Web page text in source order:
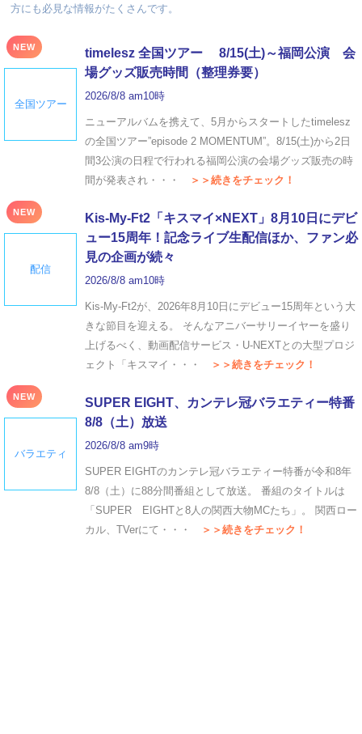
方にも必見な情報がたくさんです。
NEW
全国ツアー
timelesz 全国ツアー 8/15(土)～福岡公演 会
場グッズ販売時間（整理券要）
2026/8/8 am10時
ニューアルバムを携えて、5月からスタートしたtimelesz
の全国ツアー”episode 2 MOMENTUM”。8/15(土)から2日
間3公演の日程で行われる福岡公演の会場グッズ販売の時
間が発表され・・・
＞＞続きをチェック！
NEW
配信
Kis-My-Ft2「キスマイ×NEXT」8月10日にデビ
ュー15周年！記念ライブ生配信ほか、ファン必
見の企画が続々
2026/8/8 am10時
Kis-My-Ft2が、2026年8月10日にデビュー15周年という大
きな節目を迎える。 そんなアニバーサリーイヤーを盛り
上げるべく、動画配信サービス・U-NEXTとの大型プロジ
ェクト「キスマイ・・・
＞＞続きをチェック！
NEW
バラエティ
SUPER EIGHT、カンテレ冠バラエティー特番
8/8（土）放送
2026/8/8 am9時
SUPER EIGHTのカンテレ冠バラエティー特番が令和8年
8/8（土）に88分間番組として放送。 番組のタイトルは
「SUPER EIGHTと8人の関西大物MCたち」。 関西ロー
カル、TVerにて・・・
＞＞続きをチェック！